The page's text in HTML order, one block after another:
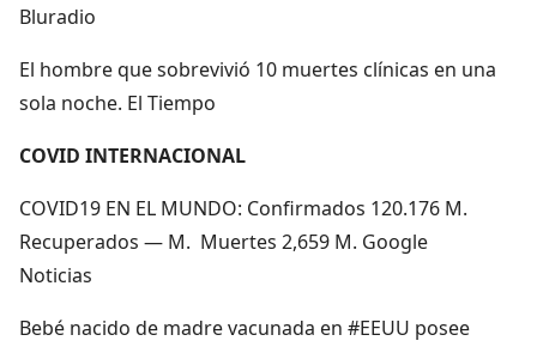
Bluradio
El hombre que sobrevivió 10 muertes clínicas en una
sola noche. El Tiempo
COVID INTERNACIONAL
COVID19 EN EL MUNDO: Confirmados 120.176 M.
Recuperados — M. Muertes 2,659 M. Google
Noticias
Bebé nacido de madre vacunada en #EEUU posee